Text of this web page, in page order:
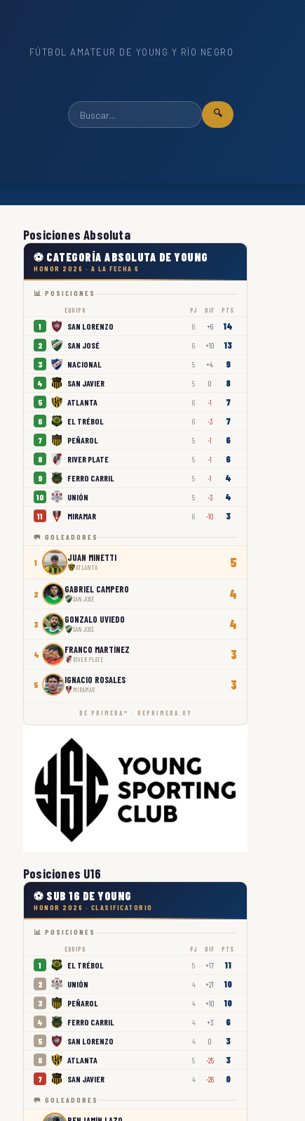
FÚTBOL AMATEUR DE YOUNG Y RÍO NEGRO
🔍
Posiciones Absoluta
⚽ CATEGORÍA ABSOLUTA DE YOUNG
HONOR 2026 · A LA FECHA 6
📊 POSICIONES
EQUIPO PJ DIF PTS
1 SAN LORENZO 6 +6 14
2 SAN JOSÉ 6 +10 13
3 NACIONAL 5 +4 9
4 SAN JAVIER 5 0 8
5 ATLANTA 6 -1 7
6 EL TRÉBOL 6 -3 7
7 PEÑAROL 5 -1 6
8 RIVER PLATE 5 -1 6
9 FERRO CARRIL 5 -1 4
10 UNIÓN 5 -3 4
11 MIRAMAR 6 -10 3
🥅 GOLEADORES
1 JUAN MINETTI
ATLANTA 5
2 GABRIEL CAMPERO
SAN JOSÉ 4
3 GONZALO UVIEDO
SAN JOSÉ 4
4 FRANCO MARTÍNEZ
RIVER PLATE 3
5 IGNACIO ROSALES
MIRAMAR 3
DE PRIMERA™ · DEPRIMERA.UY
Posiciones U16
⚽ SUB 16 DE YOUNG
HONOR 2026 · CLASIFICATORIO
📊 POSICIONES
EQUIPO PJ DIF PTS
1 EL TRÉBOL 5 +17 11
2 UNIÓN 4 +21 10
3 PEÑAROL 4 +10 10
4 FERRO CARRIL 4 +3 6
5 SAN LORENZO 4 0 3
6 ATLANTA 5 -25 3
7 SAN JAVIER 4 -26 0
🥅 GOLEADORES